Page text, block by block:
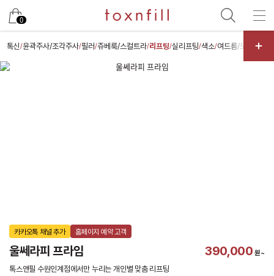
0
톡신/윤곽주사/조각주사/필러/쥬베룩/스컬트라/리프팅/실리프팅/색소/여드름/모공 /스킨
카카오톡 채널 추가 홈페이지 예약 고객
울쎄라피 프라임 390,000 원~
카카
톡스앤필 수원인계점에서만 누리는 개인별 맞춤 리프팅